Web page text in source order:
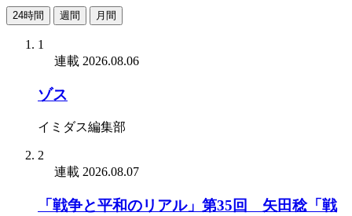
24時間 週間 月間
1
連載 2026.08.06
ゾス
イミダス編集部
2
連載 2026.08.07
「戦争と平和のリアル」第35回 矢田稔「戦